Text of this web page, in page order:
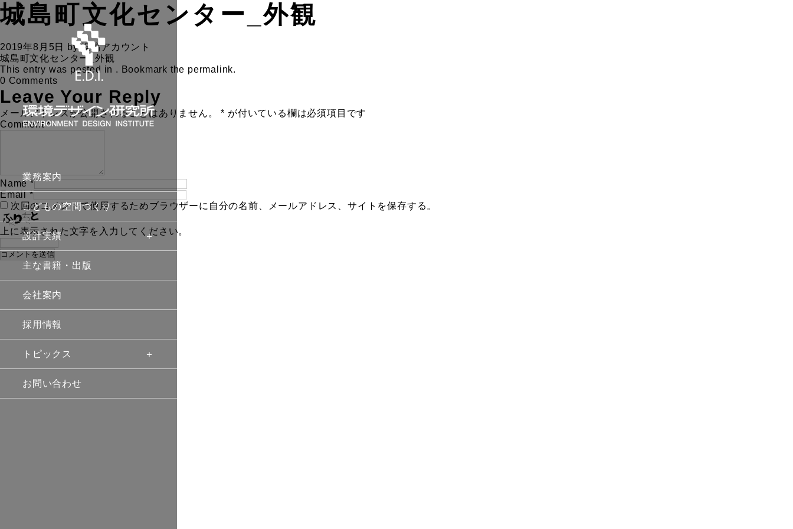
業務案内
こどもの空間づくり
設計実績
主な書籍・出版
会社案内
採用情報
トピックス
お問い合わせ
城島町文化センター_外観
2019年8月5日 by投稿アカウント
城島町文化センター_外観
This entry was posted in . Bookmark the permalink.
0 Comments
Leave Your Reply
メールアドレスが公開されることはありません。 * が付いている欄は必須項目です
Comment *
Name *
Email *
次回のコメントで使用するためブラウザーに自分の名前、メールアドレス、サイトを保存する。
上に表示された文字を入力してください。